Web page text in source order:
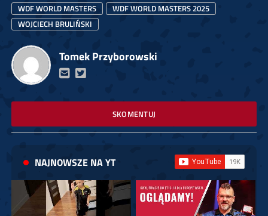
WDF WORLD MASTERS
WDF WORLD MASTERS 2025
WOJCIECH BRULIŃSKI
Tomek Przyborowski
SKOMENTUJ
NAJNOWSZE NA YT